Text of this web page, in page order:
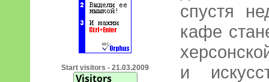
Start visitors - 21.03.2009
спустя
кафе
и